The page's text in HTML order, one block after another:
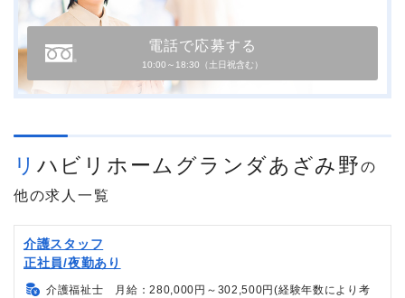
電話で応募する
10:00～18:30（土日祝含む）
リハビリホームグランダあざみ野の
他の求人一覧
介護スタッフ
正社員/夜勤あり
介護福祉士 月給：280,000円～302,500円(経験年数により考